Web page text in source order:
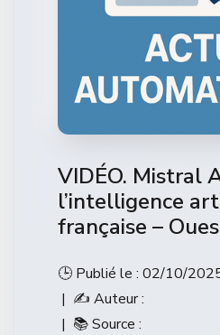
VIDÉO. Mistral
l’intelligence
française –
🕒 Publié le : 02/10/
| ✍️ Auteur :
| 📚 Source :